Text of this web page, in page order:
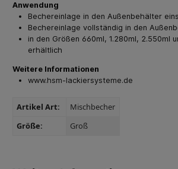
Anwendung
Bechereinlage in den Außenbehälter
Bechereinlage vollständig in den
in den Größen 660ml, 1.280ml, 2.550ml
erhältlich
Weitere Informationen
www.hsm-lackiersysteme.de
Artikel Art:
Mischbecher
Größe:
Groß